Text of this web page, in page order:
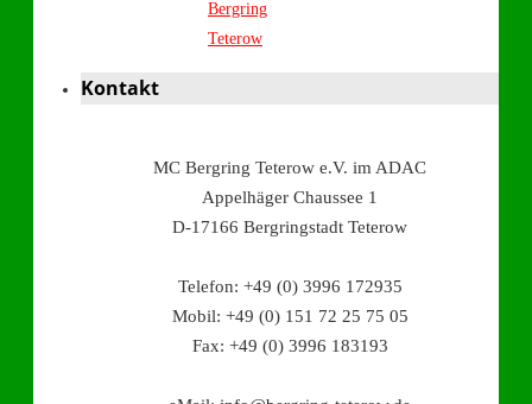
Bergring
Teterow
Kontakt
MC Bergring Teterow e.V. im ADAC
Appelhäger Chaussee 1
D-17166 Bergringstadt Teterow
Telefon: +49 (0) 3996 172935
Mobil: +49 (0) 151 72 25 75 05
Fax: +49 (0) 3996 183193